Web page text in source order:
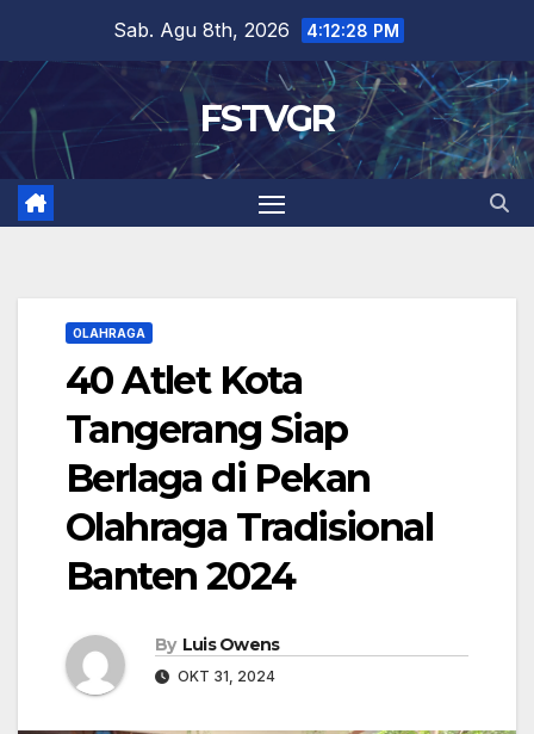
content
Sab. Agu 8th, 2026 4:12:29 PM
FSTVGR
OLAHRAGA
40 Atlet Kota
Tangerang Siap
Berlaga di Pekan
Olahraga Tradisional
Banten 2024
By Luis Owens
OKT 31, 2024